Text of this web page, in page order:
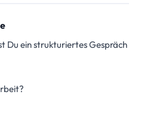
Du ein strukturiertes Gespräch